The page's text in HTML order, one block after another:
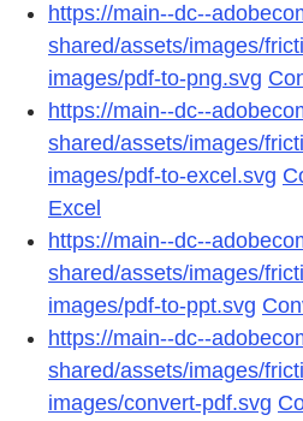
https://main--dc--
shared/assets/images/
images/pdf-to-png.svg
https://main--dc--
shared/assets/images/
images/pdf-to-excel.svg
Excel
https://main--dc--
shared/assets/images/
images/pdf-to-ppt.svg
https://main--dc--
shared/assets/images/
images/convert-pdf.svg